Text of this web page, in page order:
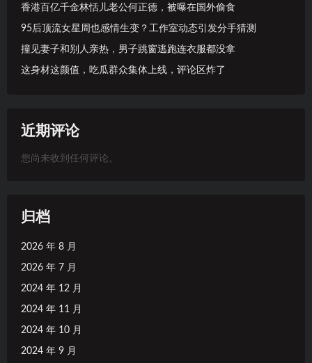
香港百亿千金林恬儿老公何正德，被曝在国外偷食
95后顶流女星周也感情生变？工作室动态引发分手猜测
撞见妻子和别人亲热，男子跳窗逃跑连衣服都没拿
这身材这颜值，吃瓜群众集体上线，评论区炸了
近期评论
您尚未收到任何评论。
归档
2026 年 8 月
2026 年 7 月
2024 年 12 月
2024 年 11 月
2024 年 10 月
2024 年 9 月